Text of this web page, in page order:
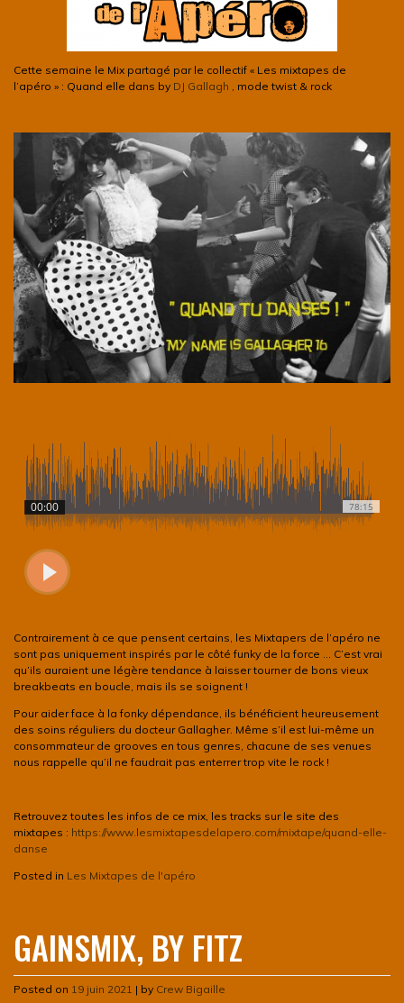
Cette semaine le Mix partagé par le collectif « Les mixtapes de
l’apéro » : Quand elle dans by DJ Gallagh , mode twist & rock
Contrairement à ce que pensent certains, les Mixtapers de l’apéro ne
sont pas uniquement inspirés par le côté funky de la force … C’est vrai
qu’ils auraient une légère tendance à laisser tourner de bons vieux
breakbeats en boucle, mais ils se soignent !
Pour aider face à la fonky dépendance, ils bénéficient heureusement
des soins réguliers du docteur Gallagher. Même s’il est lui-même un
consommateur de grooves en tous genres, chacune de ses venues
nous rappelle qu’il ne faudrait pas enterrer trop vite le rock !
Retrouvez toutes les infos de ce mix, les tracks sur le site des
mixtapes : https://www.lesmixtapesdelapero.com/mixtape/quand-elle-
danse
Posted in Les Mixtapes de l'apéro
GAINSMIX, BY FITZ
Posted on 19 juin 2021 | by Crew Bigaille